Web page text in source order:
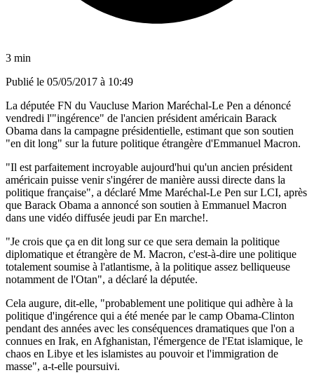
3 min
Publié le 05/05/2017 à 10:49
La députée FN du Vaucluse Marion Maréchal-Le Pen a dénoncé
vendredi l'"ingérence" de l'ancien président américain Barack
Obama dans la campagne présidentielle, estimant que son soutien
"en dit long" sur la future politique étrangère d'Emmanuel Macron.
"Il est parfaitement incroyable aujourd'hui qu'un ancien président
américain puisse venir s'ingérer de manière aussi directe dans la
politique française", a déclaré Mme Maréchal-Le Pen sur LCI, après
que Barack Obama a annoncé son soutien à Emmanuel Macron
dans une vidéo diffusée jeudi par En marche!.
"Je crois que ça en dit long sur ce que sera demain la politique
diplomatique et étrangère de M. Macron, c'est-à-dire une politique
totalement soumise à l'atlantisme, à la politique assez belliqueuse
notamment de l'Otan", a déclaré la députée.
Cela augure, dit-elle, "probablement une politique qui adhère à la
politique d'ingérence qui a été menée par le camp Obama-Clinton
pendant des années avec les conséquences dramatiques que l'on a
connues en Irak, en Afghanistan, l'émergence de l'Etat islamique, le
chaos en Libye et les islamistes au pouvoir et l'immigration de
masse", a-t-elle poursuivi.